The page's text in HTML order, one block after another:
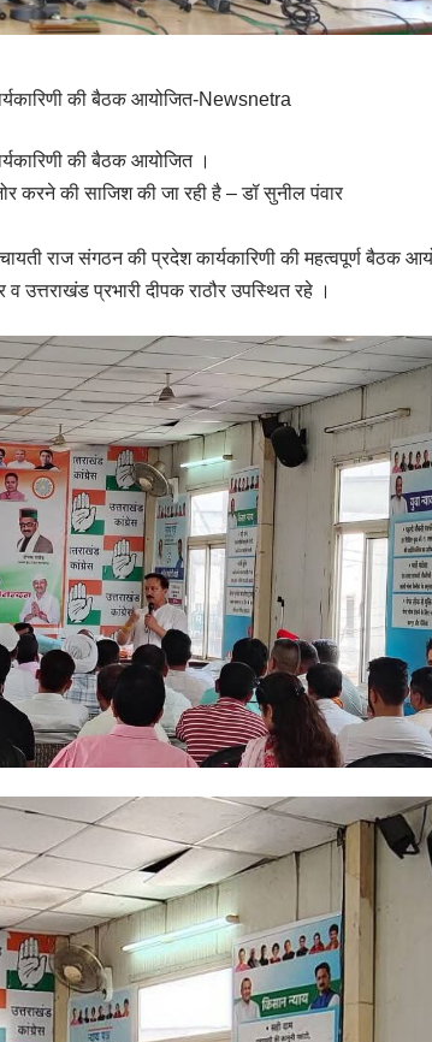
की बैठक आयोजित-Newsnetra
की बैठक आयोजित ।
करने की साजिश की जा रही है – डॉ सुनील पंवार
राज संगठन की प्रदेश कार्यकारिणी की महत्वपूर्ण बैठक
प्रभारी दीपक राठौर उपस्थित रहे ।